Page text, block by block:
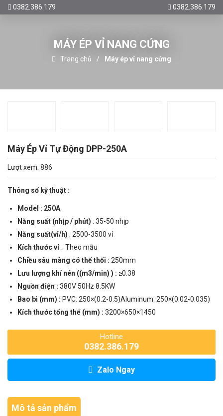
0382.386.179 0382.386.179
MÁY ÉP VỈ NANG CỨNG
Trang chủ Máy ép vỉ nang cứng
Máy Ép Vỉ Tự Động DPP-250A
Lượt xem: 886
Thông số kỹ thuật :
Model : 250A
Năng suất (nhịp / phút) : 35-50 nhịp
Năng suất(vỉ/h) : 2500-3500 vỉ
Kích thước vỉ : Theo mẫu
Chiều sâu màng có thể thổi : 250mm
Lưu lượng khí nén ((m3/min) ) : ≥0.38
Nguồn điện : 380V 50Hz 8.5KW
Bao bì (mm) : PVC: 250×(0.2-0.5)Aluminum: 250×(0.02-0.035)
Kích thước tổng thể (mm) : 3200×650×1450
Hotline
0382.386.179
Zalo Ngay
Mô tả sản phẩm